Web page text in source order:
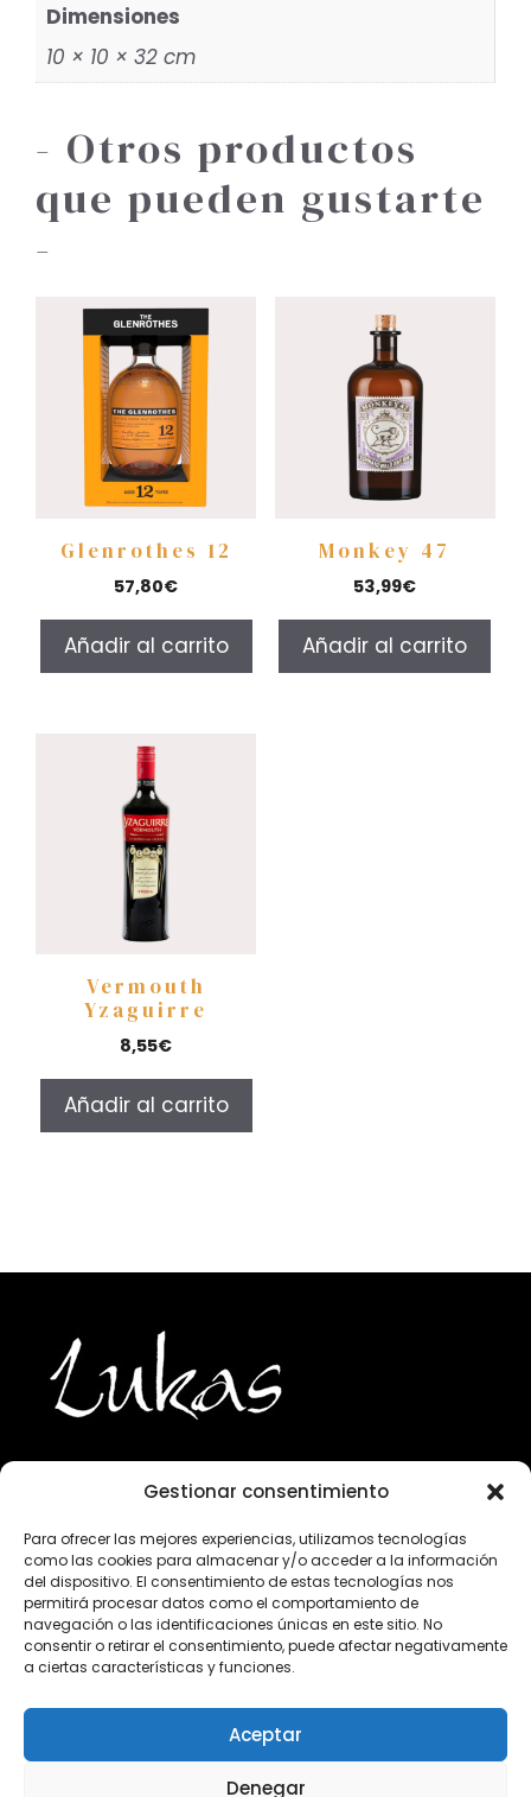
Gestionar consentimiento
Para ofrecer las mejores experiencias, utilizamos tecnologías
como las cookies para almacenar y/o acceder a la información
del dispositivo. El consentimiento de estas tecnologías nos
permitirá procesar datos como el comportamiento de
navegación o las identificaciones únicas en este sitio. No
consentir o retirar el consentimiento, puede afectar negativamente
a ciertas características y funciones.
Aceptar
Denegar
Dimensiones
10 × 10 × 32 cm
- Otros productos
que pueden gustarte
-
Glenrothes 12
57,80€
Añadir al carrito
Monkey 47
53,99€
Añadir al carrito
Vermouth
Yzaguirre
8,55€
Añadir al carrito
943 224 800
info@lukasgourmet.com
Club del vino
Trabaja con nosotros
Preguntas frecuentes
Condiciones de compra